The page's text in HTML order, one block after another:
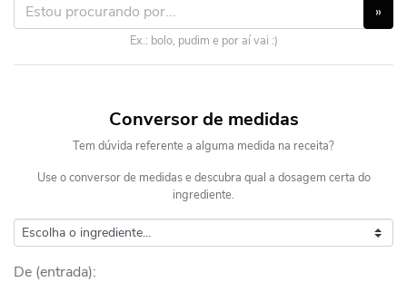
»
Ex.: bolo, pudim e por aí vai :)
Conversor de medidas
Tem dúvida referente a alguma medida na receita?
Use o conversor de medidas e descubra qual a dosagem certa do
ingrediente.
De (entrada):